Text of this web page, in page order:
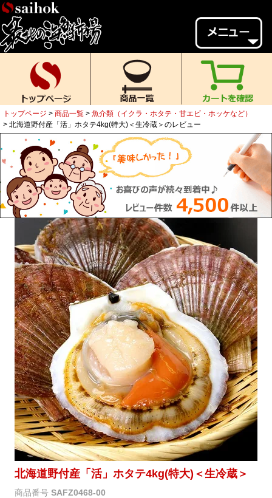
会員様メニュー
ゲスト
様、
いらっしゃいませ。
ご来店ありがとうございます。
新規会員登録 ログイン
MYページ MYクーポン
ポイント履歴
レビュー投稿 閲覧履歴
当店について
初めての方へ 送料・お支払い
返品について ご利用ガイド
メルマガ登録 お問合せ
特定商取引法表示 個人情報の取扱い
トップページ 商品一覧
魚介類（イクラ・ホタテ・甘エビ・ホッケなど）
北海道野付産「活」ホタテ4kg(特大)＜生冷蔵＞のレビュー
北海道野付産「活」ホタテ4kg(特大)＜生冷蔵＞
商品番号 SAFZ0468-00